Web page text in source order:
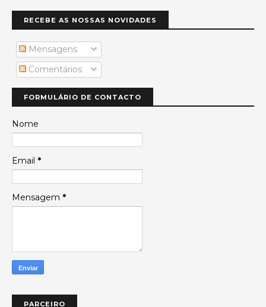
RECEBE AS NOSSAS NOVIDADES
Mensagens
Comentários
FORMULÁRIO DE CONTACTO
Nome
Email *
Mensagem *
PARCEIRO